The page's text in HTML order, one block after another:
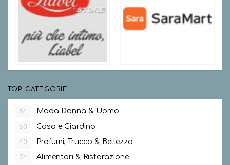
TOP CATEGORIE
64 Moda Donna & Uomo
60 Casa e Giardino
40 Profumi, Trucco & Bellezza
34 Alimentari & Ristorazione